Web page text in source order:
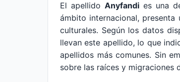
El apellido Anyfandi es una
ámbito internacional,
culturales. Según los datos
llevan este apellido, lo que
apellidos más comunes. Sin
sobre las raíces y migraciones